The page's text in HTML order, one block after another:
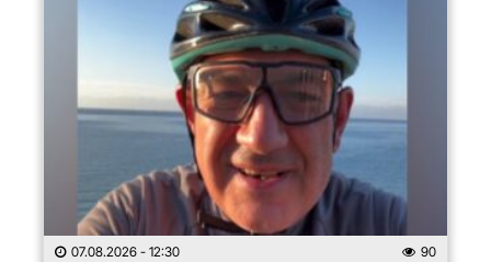
07.08.2026 - 12:30 90